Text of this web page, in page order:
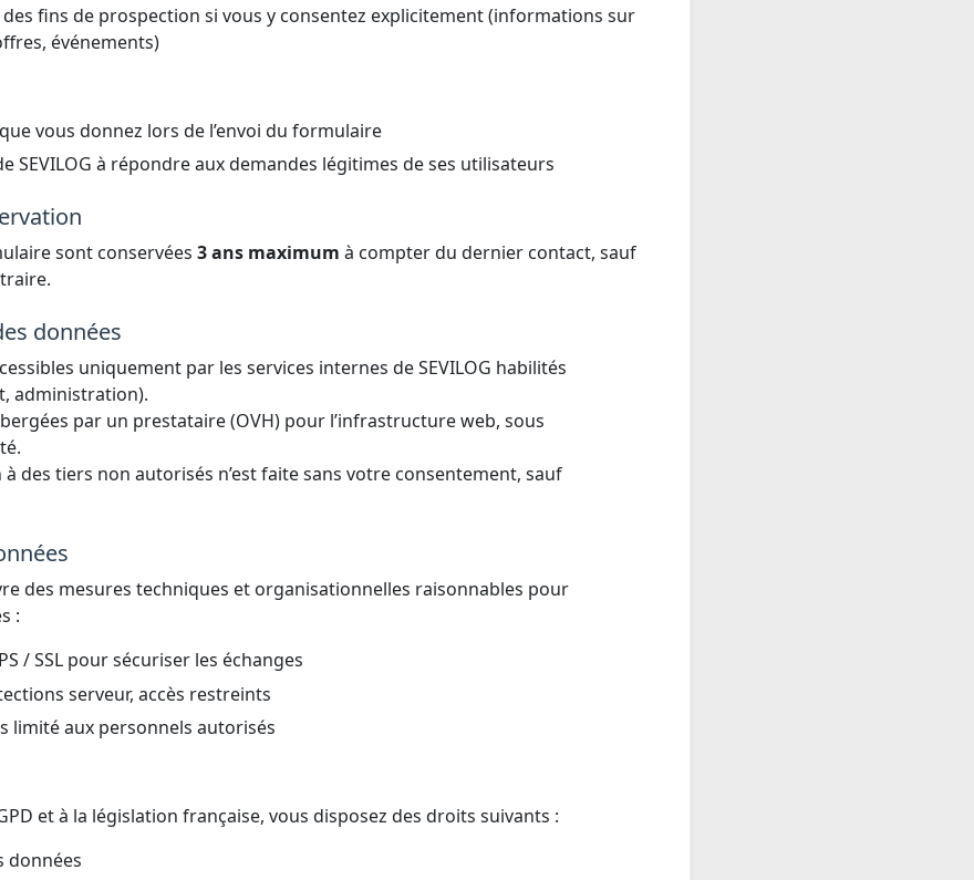
fins de prospection si vous y consentez explicitement (informations sur
événements)
vous donnez lors de l’envoi du formulaire
SEVILOG à répondre aux demandes légitimes de ses utilisateurs
sont conservées 3 ans maximum à compter du dernier contact, sauf
données
uniquement par les services internes de SEVILOG habilités
administration).
par un prestataire (OVH) pour l’infrastructure web, sous
des tiers non autorisés n’est faite sans votre consentement, sauf
des mesures techniques et organisationnelles raisonnables pour
:
/ SSL pour sécuriser les échanges
serveur, accès restreints
limité aux personnels autorisés
et à la législation française, vous disposez des droits suivants :
données